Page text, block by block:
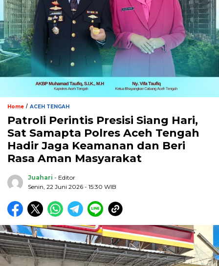
Home / ACEH TENGAH
Patroli Perintis Presisi Siang Hari,
Sat Samapta Polres Aceh Tengah
Hadir Jaga Keamanan dan Beri
Rasa Aman Masyarakat
Juahari - Editor
Senin, 22 Juni 2026 - 15:30 WIB